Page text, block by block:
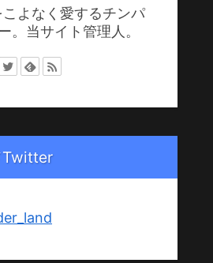
よなく愛するチンパ
。当サイト管理人。
Twitter